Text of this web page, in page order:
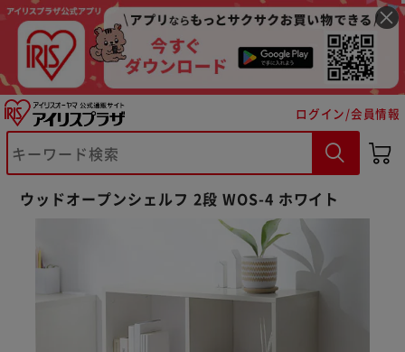
ログイン/会員情報
ウッドオープンシェルフ 2段 WOS-4 ホワイト